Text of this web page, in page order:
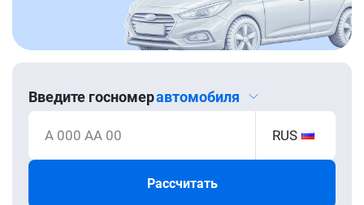
Введите госномеравтомобиля
А 000 АА 00 RUS
Рассчитать